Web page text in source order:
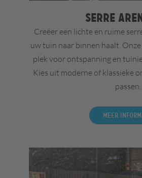
Serre
Creëer een lichte en ruime
uw tuin naar binnen haalt.
plek voor ontspanning en
Kies uit moderne of klassieke
passen.
Meer